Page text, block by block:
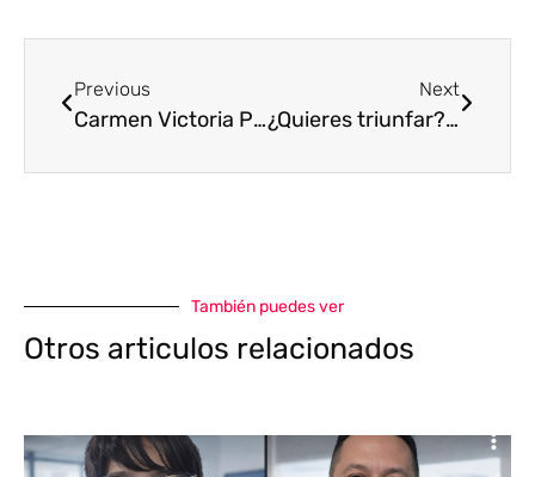
Previous
Carmen Victoria Pérez: una trayectoria llena de talento y destellos de glamour
Next
¿Quieres triunfar? Conoce la historia de Carlos Heinze que, al igual que tú, emprende hacia el éxito
También puedes ver
Otros articulos relacionados